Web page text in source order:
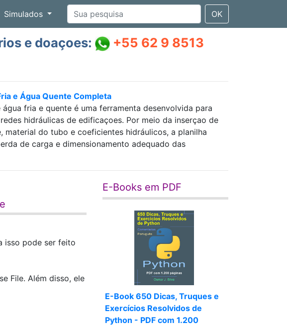
Simulados OK
e doaçoes:
+55 62 9 8513
e Água Quente Completa
fria e quente é uma ferramenta desenvolvida para
hidráulicas de edificaçoes. Por meio da inserçao de
do tubo e coeficientes hidráulicos, a planilha
de carga e dimensionamento adequado das
isso pode ser feito
File. Além disso, ele
E-Books em PDF
E-Book 650 Dicas, Truques e
Exercícios Resolvidos de
Python - PDF com 1.200